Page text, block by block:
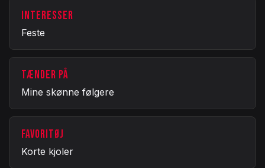
INTERESSER
Feste
TÆNDER PÅ
Mine skønne følgere
FAVORITØJ
Korte kjoler